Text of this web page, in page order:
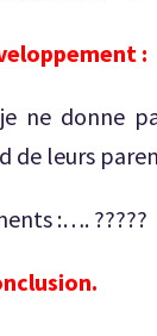
:
ne donne
de leurs
:…. ?????